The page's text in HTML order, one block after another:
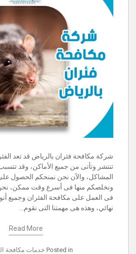
شركة مكافحة فئران بالرياض قد تعد
تنتشر وتأتى من جميع الأماكن، وقد
المشاكل، والآن نحن نمنحكم الحصول على
ونخلصكم منها فى أسرع وقت ممكن،
فى العمل على مكافحة الفئران وجميع
نهائي، وهذه هى مهمتنا التى نقوم…
Read More
Posted in خدمات مكافحة